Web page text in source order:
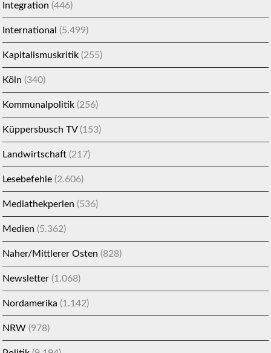
Integration (446)
International (5.499)
Kapitalismuskritik (255)
Köln (340)
Kommunalpolitik (256)
Küppersbusch TV(153)
Landwirtschaft (217)
Lesebefehle (2.606)
Mediathekperlen (536)
Medien (5.362)
Naher/Mittlerer Osten (828)
Newsletter (1.068)
Nordamerika (1.142)
NRW (978)